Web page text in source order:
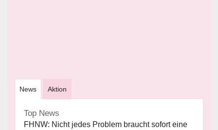
News Aktion
Top News
FHNW: Nicht jedes Problem braucht sofort eine